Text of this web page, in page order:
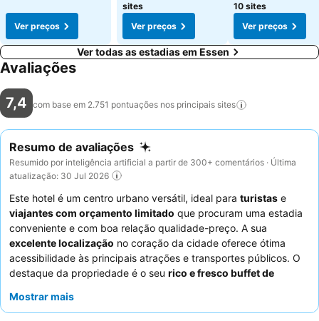
Ver preços
sites
Ver preços
10 sites
Ver preços
Ver todas as estadias em Essen
Avaliações
7,4 com base em 2.751 pontuações nos principais sites
Resumo de avaliações
Resumido por inteligência artificial a partir de 300+ comentários · Última
atualização: 30 Jul 2026
Este hotel é um centro urbano versátil, ideal para turistas e
viajantes com orçamento limitado que procuram uma estadia
conveniente e com boa relação qualidade-preço. A sua
excelente localização no coração da cidade oferece ótima
acessibilidade às principais atrações e transportes públicos. O
destaque da propriedade é o seu rico e fresco buffet de
pela sua variedade e qualidade. Os hóspedes elogiam
Mostrar mais